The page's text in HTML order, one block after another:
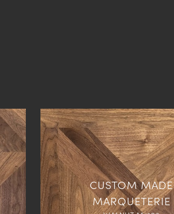
CUSTOM MADE
MARQUETERIE